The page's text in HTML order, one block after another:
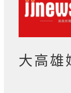
大高雄